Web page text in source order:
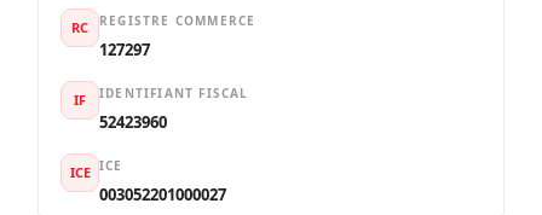
RC REGISTRE COMMERCE
127297
IF IDENTIFIANT FISCAL
52423960
ICE ICE
003052201000027